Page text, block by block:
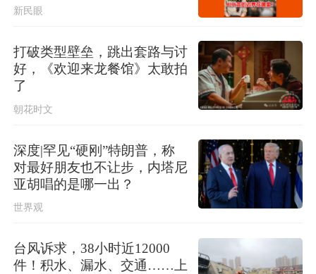
公安部深化扫黑除恶专项斗争第一轮
集中收网，抓获犯罪嫌疑人8200余名
新民眼
打破类型壁垒，跳出套路与讨
好，《欢迎来龙餐馆》太敢拍
了
朝花时文
深度|罕见“硬刚”特朗普，称
对最好朋友也不让步，内塔尼
亚胡唱的是哪一出？
世界观
台风诉求，38小时近12000
件！积水、漏水、交通……上